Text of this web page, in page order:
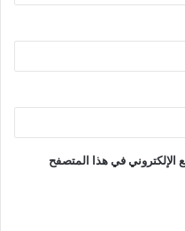
الإلكتروني في هذا المتصفح